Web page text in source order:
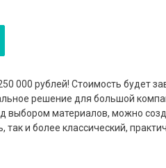
000 рублей! Стоимость будет
решение для большой
выбором материалов, можно
и более классический,